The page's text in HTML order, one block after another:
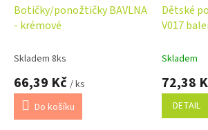
Botičky/ponožtičky BAVLNA
- krémové
Skladem 8ks
66,39 Kč / ks
Do košíku
Dětské
V017
Skladem
72,38
DETAIL